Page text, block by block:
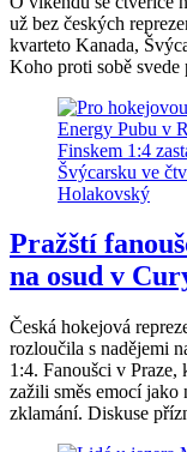
už bez českých
kvarteto Kanada,
Koho proti sobě svede
Pražští
na osud v
Česká hokejová
rozloučila s nadějemi
1:4. Fanoušci v
zažili směs emocí jako
zklamání. Diskuse